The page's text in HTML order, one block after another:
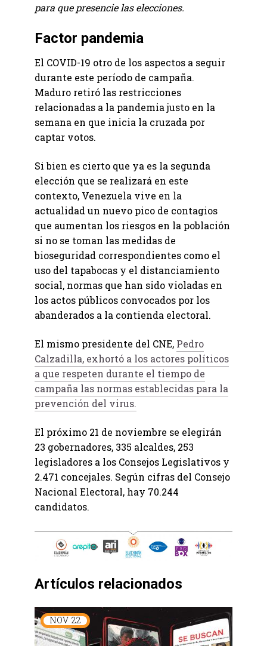
para que presencie las elecciones.
Factor pandemia
El COVID-19 otro de los aspectos a seguir
durante este período de campaña.
Maduro retiró las restricciones
relacionadas a la pandemia justo en la
semana en que inicia la cruzada por
captar votos.
Si bien es cierto que ya es la segunda
elección que se realizará en este
contexto, Venezuela vive en la
actualidad un nuevo pico de contagios
que aumentan los riesgos en la población
si no se toman las medidas de
bioseguridad correspondientes como el
uso del tapabocas y el distanciamiento
social, normas que han sido violadas en
los actos públicos convocados por los
abanderados a la contienda electoral.
El mismo presidente del CNE, Pedro
Calzadilla, exhortó a los actores políticos
a que respeten durante el tiempo de
campaña las normas establecidas para la
prevención del virus.
El próximo 21 de noviembre se elegirán
23 gobernadores, 335 alcaldes, 253
legisladores a los Consejos Legislativos y
2.471 concejales. Según cifras del Consejo
Nacional Electoral, hay 70.244
candidatos.
Artículos relacionados
NOV 22